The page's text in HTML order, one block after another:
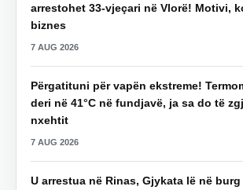
arrestohet 33-vjeçari në Vlorë! Motivi,
biznes
7 AUG 2026
Përgatituni për vapën ekstreme!
deri në 41°C në fundjavë, ja sa do të
nxehtit
7 AUG 2026
U arrestua në Rinas, Gjykata lë në